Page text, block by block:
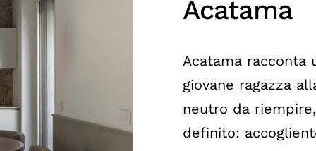
Acatama
Acatama
giovane ragazza
neutro da
definito: